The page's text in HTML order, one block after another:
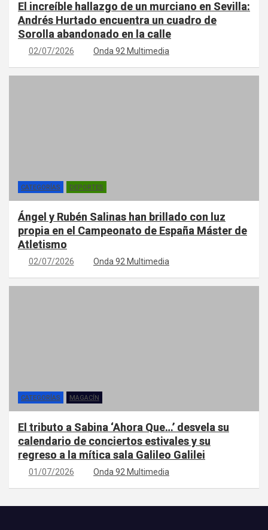
El increíble hallazgo de un murciano en Sevilla:
Andrés Hurtado encuentra un cuadro de
Sorolla abandonado en la calle
02/07/2026 Onda 92 Multimedia
CATEGORÍAS DEPORTES
Ángel y Rubén Salinas han brillado con luz
propia en el Campeonato de España Máster de
Atletismo
02/07/2026 Onda 92 Multimedia
CATEGORÍAS MAGACÍN
El tributo a Sabina ‘Ahora Que…’ desvela su
calendario de conciertos estivales y su
regreso a la mítica sala Galileo Galilei
01/07/2026 Onda 92 Multimedia